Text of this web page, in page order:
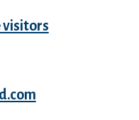
visitors